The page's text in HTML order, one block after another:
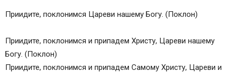
Приидите, поклонимся Цареви нашему Богу. (Поклон)
Приидите, поклонимся и припадем Христу, Цареви нашему
Богу. (Поклон)
Приидите, поклонимся и припадем Самому Христу, Цареви и